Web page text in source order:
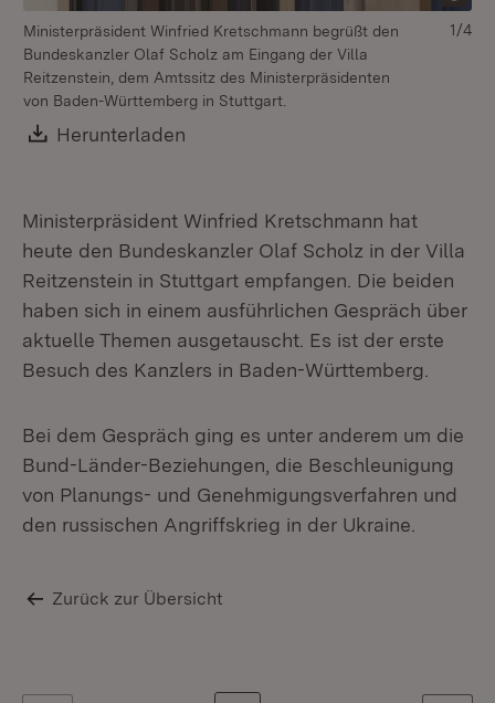
Ministerpräsident Winfried Kretschmann begrüßt den
Bundeskanzler Olaf Scholz am Eingang der Villa
Reitzenstein, dem Amtssitz des Ministerpräsidenten
von Baden-Württemberg in Stuttgart.
Download:
Herunterladen
1/4
Ministerpräsident Winfried Kretschmann hat
heute den Bundeskanzler Olaf Scholz in der Villa
Reitzenstein in Stuttgart empfangen. Die beiden
haben sich in einem ausführlichen Gespräch über
aktuelle Themen ausgetauscht. Es ist der erste
Besuch des Kanzlers in Baden-Württemberg.
Bei dem Gespräch ging es unter anderem um die
Bund-Länder-Beziehungen, die Beschleunigung
von Planungs- und Genehmigungsverfahren und
den russischen Angriffskrieg in der Ukraine.
Zurück zur Übersicht